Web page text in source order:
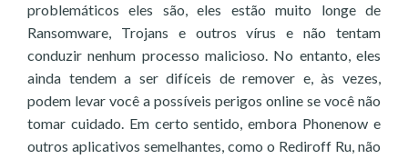
problemáticos eles são, eles estão muito longe de
Ransomware, Trojans e outros vírus e não tentam
conduzir nenhum processo malicioso. No entanto, eles
ainda tendem a ser difíceis de remover e, às vezes,
podem levar você a possíveis perigos online se você não
tomar cuidado. Em certo sentido, embora Phonenow e
outros aplicativos semelhantes, como o Rediroff Ru, não